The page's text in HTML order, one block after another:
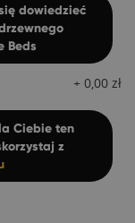
dowiedzieć
Beds
+ 0,00 zł
Ciebie ten
z